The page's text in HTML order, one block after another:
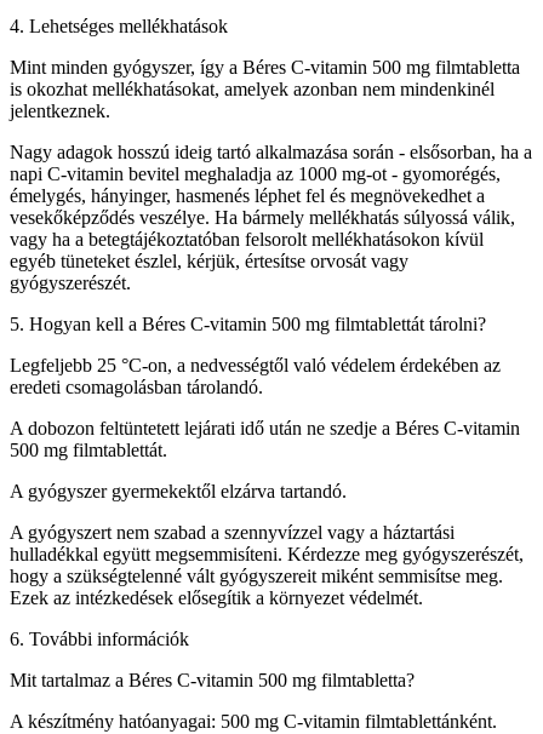
4. Lehetséges mellékhatások
Mint minden gyógyszer, így a Béres C-vitamin 500 mg filmtabletta
is okozhat mellékhatásokat, amelyek azonban nem mindenkinél
jelentkeznek.
Nagy adagok hosszú ideig tartó alkalmazása során - elsősorban, ha a
napi C-vitamin bevitel meghaladja az 1000 mg-ot - gyomorégés,
émelygés, hányinger, hasmenés léphet fel és megnövekedhet a
vesekőképződés veszélye. Ha bármely mellékhatás súlyossá válik,
vagy ha a betegtájékoztatóban felsorolt mellékhatásokon kívül
egyéb tüneteket észlel, kérjük, értesítse orvosát vagy
gyógyszerészét.
5. Hogyan kell a Béres C-vitamin 500 mg filmtablettát tárolni?
Legfeljebb 25 °C-on, a nedvességtől való védelem érdekében az
eredeti csomagolásban tárolandó.
A dobozon feltüntetett lejárati idő után ne szedje a Béres C-vitamin
500 mg filmtablettát.
A gyógyszer gyermekektől elzárva tartandó.
A gyógyszert nem szabad a szennyvízzel vagy a háztartási
hulladékkal együtt megsemmisíteni. Kérdezze meg gyógyszerészét,
hogy a szükségtelenné vált gyógyszereit miként semmisítse meg.
Ezek az intézkedések elősegítik a környezet védelmét.
6. További információk
Mit tartalmaz a Béres C-vitamin 500 mg filmtabletta?
A készítmény hatóanyagai: 500 mg C-vitamin filmtablettánként.